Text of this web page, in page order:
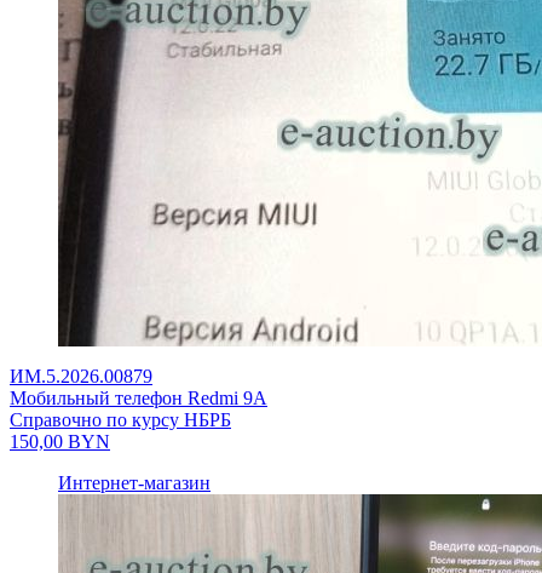
ИМ.5.2026.00879
Мобильный телефон Redmi 9A
Справочно по курсу НБРБ
150,00 BYN
Интернет-магазин